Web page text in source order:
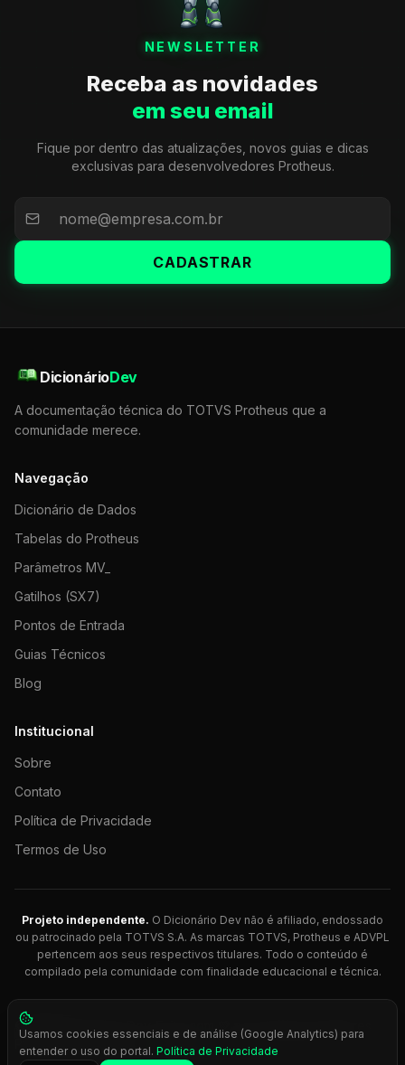
NEWSLETTER
Receba as novidades
em seu email
Fique por dentro das atualizações, novos guias e dicas
exclusivas para desenvolvedores Protheus.
CADASTRAR
DicionárioDev
A documentação técnica do TOTVS Protheus que a
comunidade merece.
Navegação
Dicionário de Dados
Tabelas do Protheus
Parâmetros MV_
Gatilhos (SX7)
Pontos de Entrada
Guias Técnicos
Blog
Institucional
Sobre
Contato
Política de Privacidade
Termos de Uso
Projeto independente. O Dicionário Dev não é afiliado, endossado
ou patrocinado pela TOTVS S.A. As marcas TOTVS, Protheus e ADVPL
pertencem aos seus respectivos titulares. Todo o conteúdo é
compilado pela comunidade com finalidade educacional e técnica.
© 2026 Dicionário Dev. Feito com 💚 para desenvolvedores
Protheus.
Usamos cookies essenciais e de análise (Google Analytics) para
entender o uso do portal. Política de Privacidade